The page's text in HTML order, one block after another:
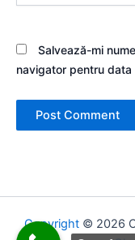
Salvează-mi
navigator pentru
Copyright© 2026